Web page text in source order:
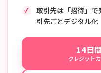
取引先は「招待」で
引先ごとデジタル化
14日
クレジット